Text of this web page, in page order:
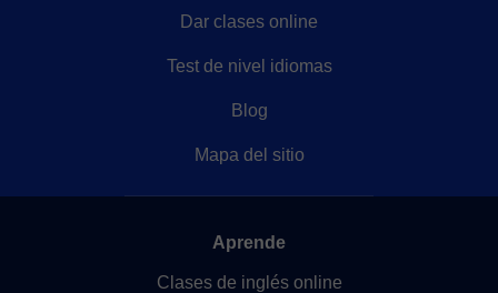
Dar clases online
Test de nivel idiomas
Blog
Mapa del sitio
Aprende
Clases de inglés online